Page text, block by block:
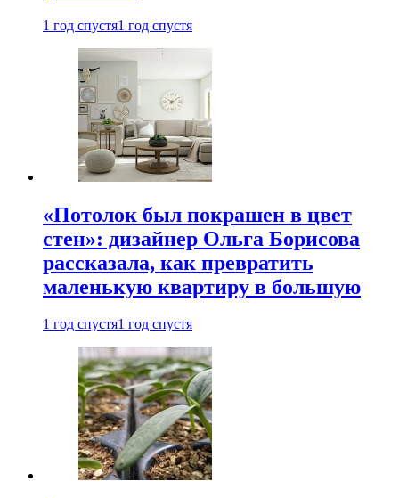
1 год спустя1 год спустя
«Потолок был покрашен в цвет
стен»: дизайнер Ольга Борисова
рассказала, как превратить
маленькую квартиру в большую
1 год спустя1 год спустя